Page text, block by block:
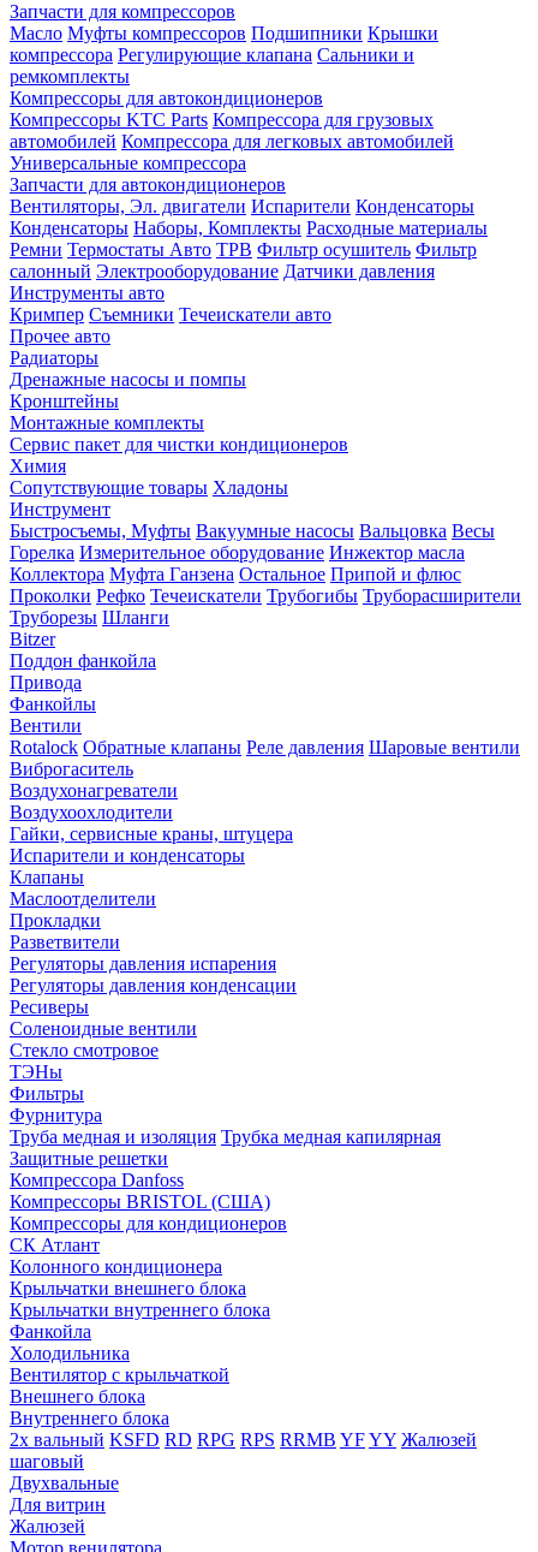
Запчасти для компрессоров
Масло Муфты компрессоров Подшипники Крышки
компрессора Регулирующие клапана Сальники и
ремкомплекты
Компрессоры для автокондиционеров
Компрессоры KTC Parts Компрессора для грузовых
автомобилей Компрессора для легковых автомобилей
Универсальные компрессора
Запчасти для автокондиционеров
Вентиляторы, Эл. двигатели Испарители Конденсаторы
Конденсаторы Наборы, Комплекты Расходные материалы
Ремни Термостаты Авто ТРВ Фильтр осушитель Фильтр
салонный Электрооборудование Датчики давления
Инструменты авто
Кримпер Съемники Течеискатели авто
Прочее авто
Радиаторы
Дренажные насосы и помпы
Кронштейны
Монтажные комплекты
Сервис пакет для чистки кондиционеров
Химия
Сопутствующие товары Хладоны
Инструмент
Быстросъемы, Муфты Вакуумные насосы Вальцовка Весы
Горелка Измерительное оборудование Инжектор масла
Коллектора Муфта Ганзена Остальное Припой и флюс
Проколки Рефко Течеискатели Трубогибы Труборасширители
Труборезы Шланги
Bitzer
Поддон фанкойла
Привода
Фанкойлы
Вентили
Rotalock Обратные клапаны Реле давления Шаровые вентили
Виброгаситель
Воздухонагреватели
Воздухоохлодители
Гайки, сервисные краны, штуцера
Испарители и конденсаторы
Клапаны
Маслоотделители
Прокладки
Разветвители
Регуляторы давления испарения
Регуляторы давления конденсации
Ресиверы
Соленоидные вентили
Стекло смотровое
ТЭНы
Фильтры
Фурнитура
Труба медная и изоляция Трубка медная капилярная
Защитные решетки
Компрессора Danfoss
Компрессоры BRISTOL (США)
Компрессоры для кондиционеров
СК Атлант
Колонного кондиционера
Крыльчатки внешнего блока
Крыльчатки внутреннего блока
Фанкойла
Холодильника
Вентилятор с крыльчаткой
Внешнего блока
Внутреннего блока
2х вальный KSFD RD RPG RPS RRMB YFYY Жалюзей
шаговый
Двухвальные
Для витрин
Жалюзей
Мотор венилятора